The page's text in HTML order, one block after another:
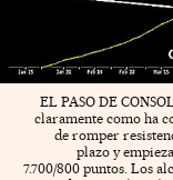
EL PASO DE
claramente como ha
de romper
plazo y
7.700/800 puntos. Los